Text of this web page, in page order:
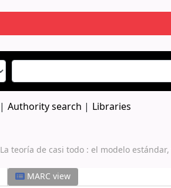
Authority search Libraries
La teoría de casi todo : el modelo
MARC view